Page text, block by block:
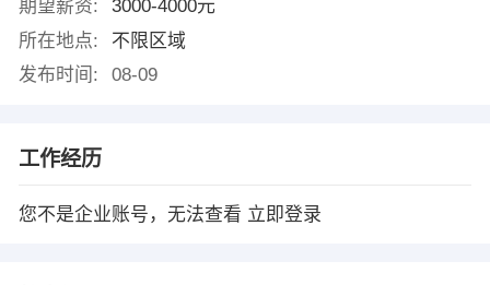
期望薪资:
3000-4000元
所在地点:
不限区域
发布时间:
08-09
工作经历
您不是企业账号，无法查看 立即登录